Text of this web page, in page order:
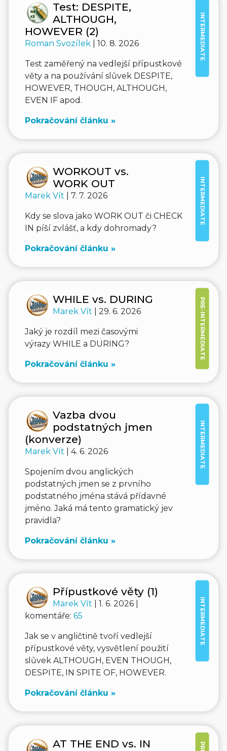
INTERMEDIATE
Test: DESPITE,
ALTHOUGH,
HOWEVER (2)
Roman Svozílek | 10. 8. 2026
Test zaměřený na vedlejší přípustkové
věty a na používání slůvek DESPITE,
HOWEVER, THOUGH, ALTHOUGH,
EVEN IF apod.
Pokračování článku »
INTERMEDIATE
WORKOUT vs.
WORK OUT
Marek Vít | 7. 7. 2026
Kdy se slova jako WORK OUT či CHECK
IN píší zvlášť, a kdy dohromady?
Pokračování článku »
PRE-INTERMEDIATE
WHILE vs. DURING
Marek Vít | 29. 6. 2026
Jaký je rozdíl mezi časovými
výrazy WHILE a DURING?
Pokračování článku »
INTERMEDIATE
Vazba dvou
podstatných jmen
(konverze)
Marek Vít | 4. 6. 2026
Spojením dvou anglických
podstatných jmen se z prvního
podstatného jména stává přídavné
jméno. Jaká má tento gramatický jev
pravidla?
Pokračování článku »
INTERMEDIATE
Přípustkové věty (1)
Marek Vít
| 1. 6. 2026 |
komentáře: 65
Jak se v angličtině tvoří vedlejší
přípustkové věty, vysvětlení použití
slůvek ALTHOUGH, EVEN THOUGH,
DESPITE, IN SPITE OF, HOWEVER.
Pokračování článku »
AT THE END vs. IN